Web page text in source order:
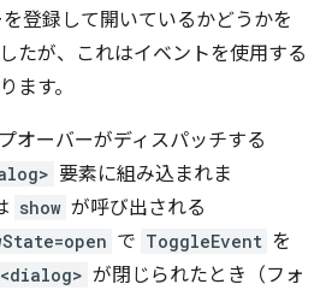
登録して開いているかどうかを
たが、これはイベントを使用する
ます。
オーバーがディスパッチする
要素に組み込まれま
show が呼び出される
で ToggleEvent を
<dialog> が閉じられたとき（フォ